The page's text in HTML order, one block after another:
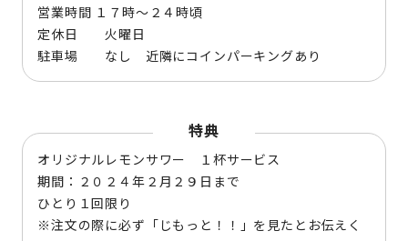
営業時間 １７時～２４時頃
定休日 火曜日
駐車場 なし 近隣にコインパーキングあり
特典
オリジナルレモンサワー １杯サービス
期間：２０２４年２月２９日まで
ひとり１回限り
※注文の際に必ず「じもっと！！」を見たとお伝えく